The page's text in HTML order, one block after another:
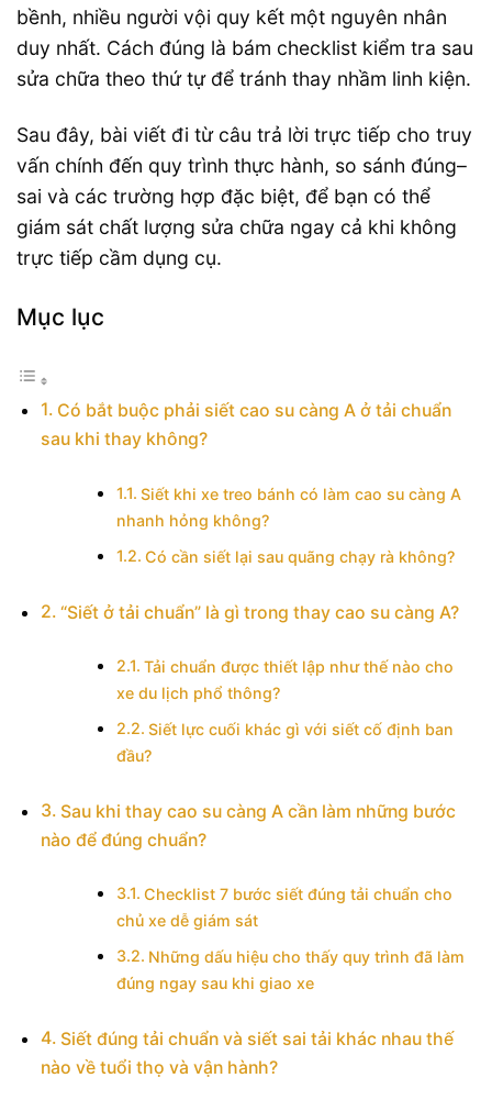
bềnh, nhiều người vội quy kết một nguyên nhân
duy nhất. Cách đúng là bám checklist kiểm tra sau
sửa chữa theo thứ tự để tránh thay nhầm linh kiện.
Sau đây, bài viết đi từ câu trả lời trực tiếp cho truy
vấn chính đến quy trình thực hành, so sánh đúng–
sai và các trường hợp đặc biệt, để bạn có thể
giám sát chất lượng sửa chữa ngay cả khi không
trực tiếp cầm dụng cụ.
Mục lục
Có bắt buộc phải siết cao su càng A ở tải chuẩn
sau khi thay không?
Siết khi xe treo bánh có làm cao su càng A
nhanh hỏng không?
Có cần siết lại sau quãng chạy rà không?
“Siết ở tải chuẩn” là gì trong thay cao su càng A?
Tải chuẩn được thiết lập như thế nào cho
xe du lịch phổ thông?
Siết lực cuối khác gì với siết cố định ban
đầu?
Sau khi thay cao su càng A cần làm những bước
nào để đúng chuẩn?
Checklist 7 bước siết đúng tải chuẩn cho
chủ xe dễ giám sát
Những dấu hiệu cho thấy quy trình đã làm
đúng ngay sau khi giao xe
Siết đúng tải chuẩn và siết sai tải khác nhau thế
nào về tuổi thọ và vận hành?